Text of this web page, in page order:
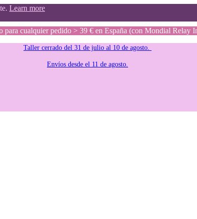
Learn more
para cualquier pedido > 39 € en España (con Mondial Relay
Taller cerrado del 31 de julio al 10 de agosto.
Envíos desde el 11 de agosto.